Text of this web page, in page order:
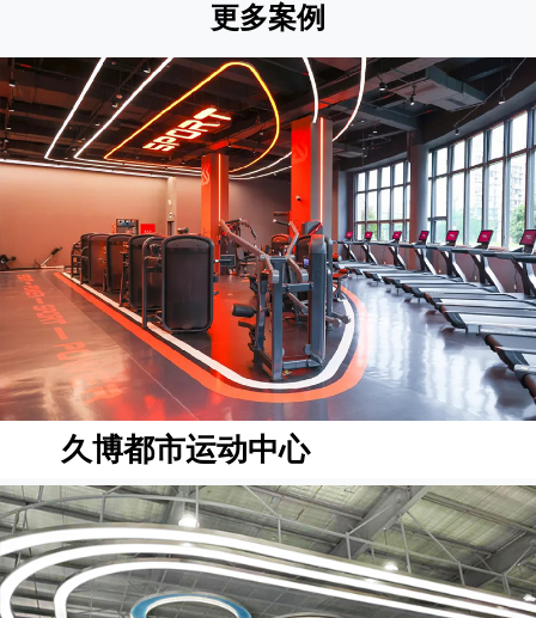
更多案例
久博都市运动中心